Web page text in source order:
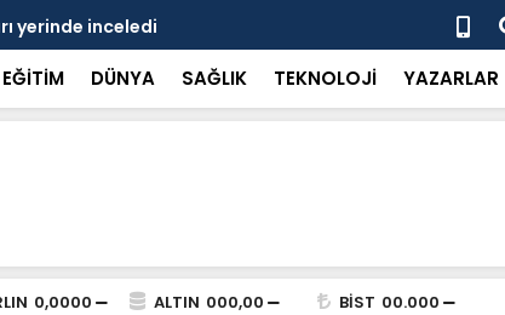
yerinde inceledi Bakan
EĞİTİM DÜNYA SAĞLIK TEKNOLOJİ YAZARLAR
0,0000 ALTIN 000,00 BİST 00.000